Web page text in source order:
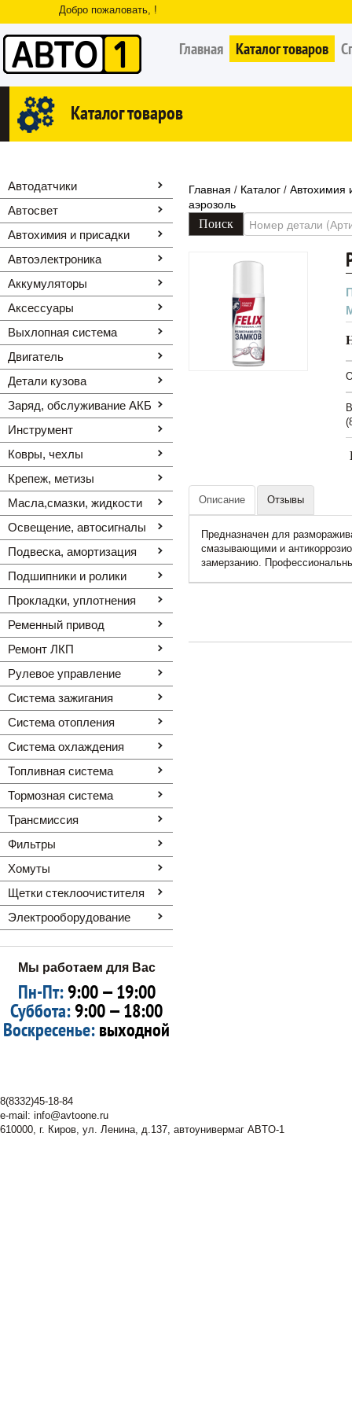
Добро пожаловать, !
Главная Каталог товаров
Каталог товаров
Автодатчики
Автосвет
Автохимия и присадки
Автоэлектроника
Аккумуляторы
Аксессуары
Выхлопная система
Двигатель
Детали кузова
Заряд, обслуживание АКБ
Инструмент
Ковры, чехлы
Крепеж, метизы
Масла,смазки, жидкости
Освещение, автоcигналы
Подвеска, амортизация
Подшипники и ролики
Прокладки, уплотнения
Ременный привод
Ремонт ЛКП
Рулевое управление
Система зажигания
Система отопления
Система охлаждения
Топливная система
Тормозная система
Трансмиссия
Фильтры
Хомуты
Щетки стеклоочистителя
Электрооборудование
Мы работаем для Вас
Пн-Пт:9:00 — 19:00
Суббота:9:00 — 18:00
Воскресенье:выходной
Главная / Каталог / Автохимия
аэрозоль
Описание Отзывы
Предназначен для
смазывающими и
замерзанию.
8(8332)45-18-84
e-mail: info@avtoone.ru
610000, г. Киров, ул. Ленина, д.137, автоунивермаг ABTO-1